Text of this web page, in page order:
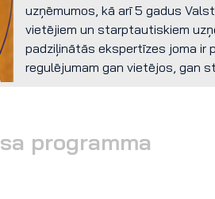
uzņēmumos, kā arī 5 gadus
vietējiem un starptautiskiem
padziļinātās ekspertīzes joma ir
regulējumam gan vietējos, gan
programma